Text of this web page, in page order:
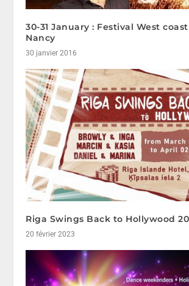
30-31 January : Festival West
Nancy
30 janvier 2016
Riga Swings Back to Hollywood
20 février 2023